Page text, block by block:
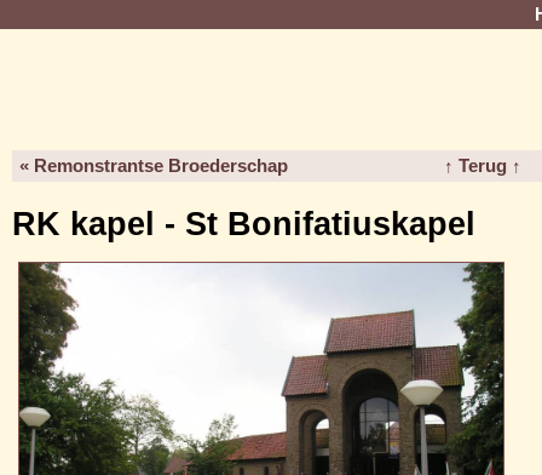
« Remonstrantse Broederschap ↑ Terug ↑
RK kapel - St Bonifatiuskapel